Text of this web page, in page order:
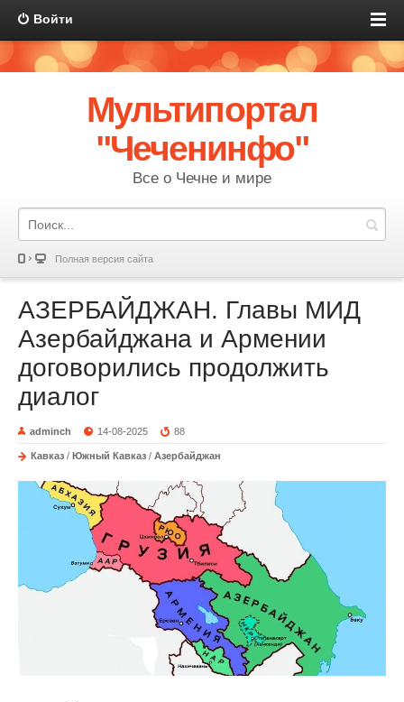
Войти
Мультипортал
"Чеченинфо"
Все о Чечне и мире
Полная версия сайта
АЗЕРБАЙДЖАН. Главы МИД
Азербайджана и Армении
договорились продолжить
диалог
adminch 14-08-2025 88
Кавказ / Южный Кавказ / Азербайджан